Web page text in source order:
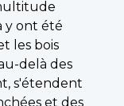
y ont été
les bois
delà des
s'étendent
et des